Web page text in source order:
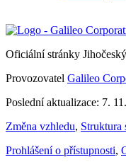
Oficiální stránky
Provozovatel Galileo
Poslední aktualizace: 7.
Změna vzhledu, Struktura
Prohlášení o přístupnosti,